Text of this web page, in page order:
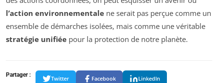
l’action environnementale ne serait pas perçue comme un
ensemble de démarches isolées, mais comme une véritable
stratégie unifiée pour la protection de notre planète.
Partager :
Twitter Facebook LinkedIn